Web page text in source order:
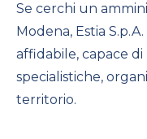
Se cerchi un
Modena, Estia
affidabile, capace
specialistiche,
territorio.